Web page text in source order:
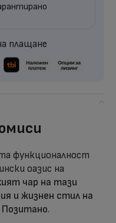
плащане
функционалност
оазис на
чар на тази
и жизнен стил на
Позитано.